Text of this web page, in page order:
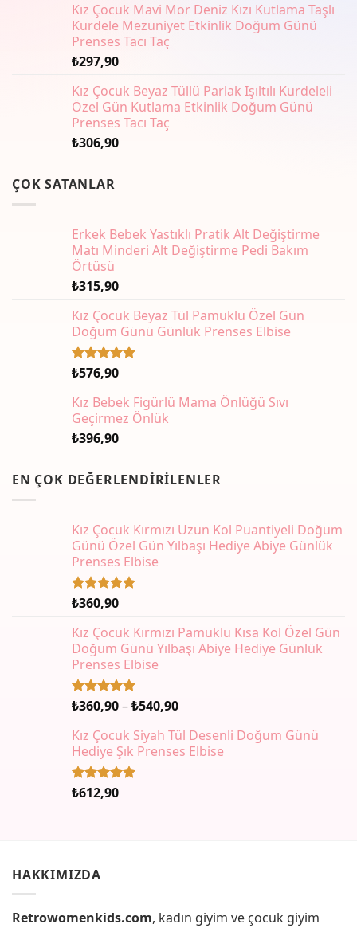
Kız Çocuk Mavi Mor Deniz Kızı Kutlama Taşlı
Kurdele Mezuniyet Etkinlik Doğum Günü
Prenses Tacı Taç
₺297,90
Kız Çocuk Beyaz Tüllü Parlak Işıltılı Kurdeleli
Özel Gün Kutlama Etkinlik Doğum Günü
Prenses Tacı Taç
₺306,90
ÇOK SATANLAR
Erkek Bebek Yastıklı Pratik Alt Değiştirme
Matı Minderi Alt Değiştirme Pedi Bakım
Örtüsü
₺315,90
Kız Çocuk Beyaz Tül Pamuklu Özel Gün
Doğum Günü Günlük Prenses Elbise
5 üzerinden
aldı
₺576,90
Kız Bebek Figürlü Mama Önlüğü Sıvı
Geçirmez Önlük
₺396,90
EN ÇOK DEĞERLENDIRILENLER
Kız Çocuk Kırmızı Uzun Kol Puantiyeli Doğum
Günü Özel Gün Yılbaşı Hediye Abiye Günlük
Prenses Elbise
5 üzerinden
oy
aldı
₺360,90
Kız Çocuk Kırmızı Pamuklu Kısa Kol Özel Gün
Doğum Günü Yılbaşı Abiye Hediye Günlük
Prenses Elbise
5 üzerinden
oy
aldı
₺360,90–₺540,90Fiyat
₺360,90
-
Kız Çocuk Siyah Tül Desenli Doğum Günü
Hediye Şık Prenses Elbise
5 üzerinden
oy
₺612,90
HAKKIMIZDA
Retrowomenkids.com, kadın giyim ve çocuk giyim